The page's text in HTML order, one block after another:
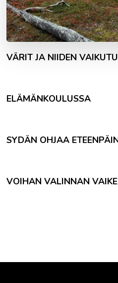
VÄRIT JA NIIDEN
ELÄMÄNKOULUSSA
SYDÄN OHJAA
VOIHAN VALINNAN